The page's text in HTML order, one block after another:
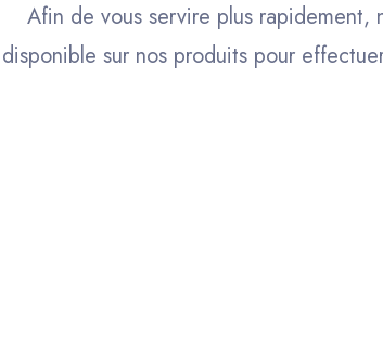
Afin de vous servire plus rapidement,
disponible sur nos produits pour